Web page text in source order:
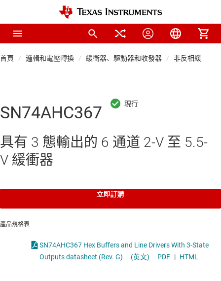
首頁 邏輯和電壓轉換 緩衝器、驅動器和收發器 非反相緩衝器
SN74AHC367
具有 3 態輸出的 6 通道 2-V 至 5.5-
V 緩衝器
立即訂購
產品規格表
SN74AHC367 Hex Buffers and Line Drivers With 3-State
Outputs datasheet (Rev. G)
(英文) PDF | HTML